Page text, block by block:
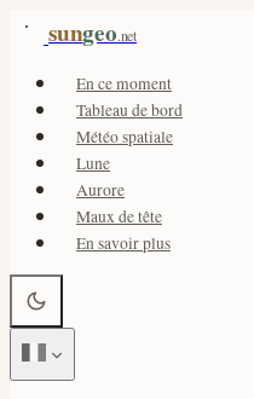
sungeo.net
En ce moment
Tableau de bord
Météo spatiale
Lune
Aurore
Maux de tête
En savoir plus